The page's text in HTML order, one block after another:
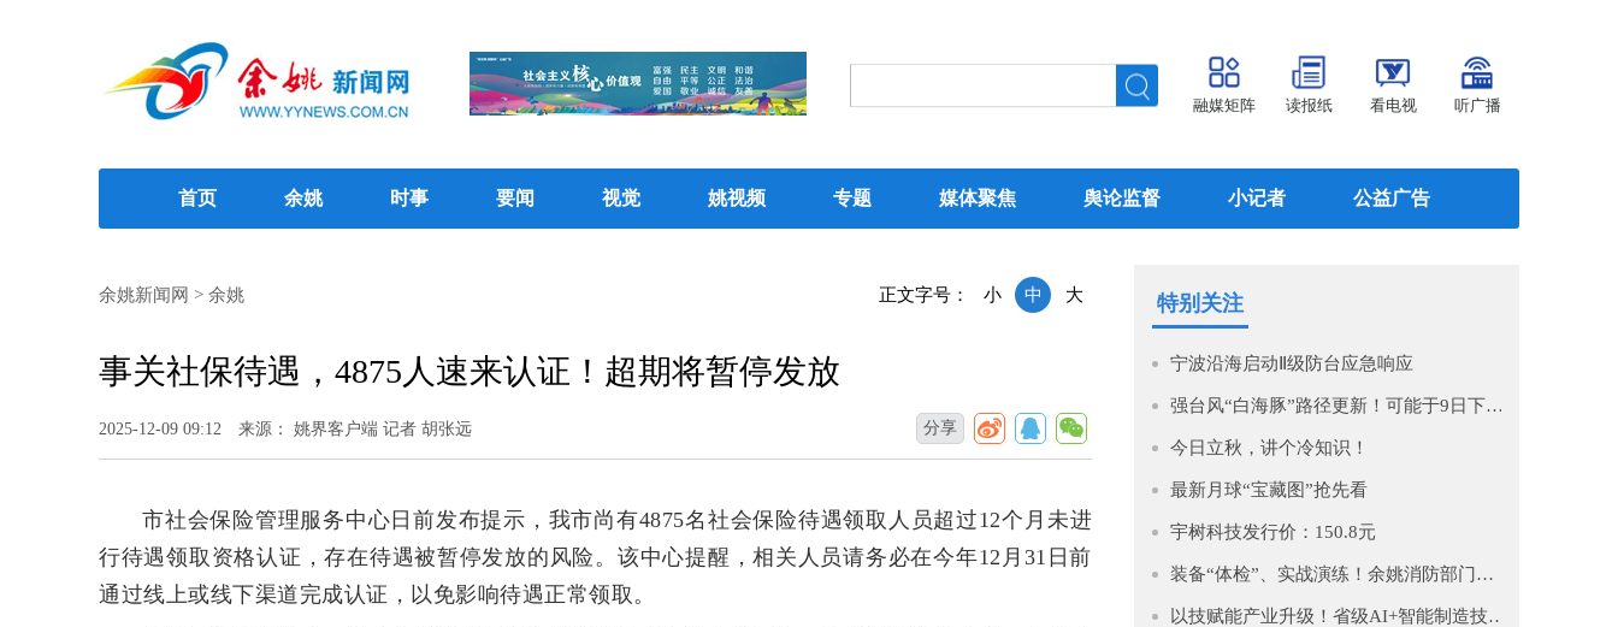
融媒矩阵 读报纸 看电视 听广播
首页 余姚 时事 要闻 视觉 姚视频 专题 媒体聚焦 舆论监督 小记者 公益广告
正文字号： 小 中 大
余姚新闻网 > 余姚
事关社保待遇，4875人速来认证！超期将暂停发放
2025-12-09 09:12 来源： 姚界客户端 记者 胡张远 分享
市社会保险管理服务中心日前发布提示，我市尚有4875名社会保险待遇领取人员超过12个月未进
行待遇领取资格认证，存在待遇被暂停发放的风险。该中心提醒，相关人员请务必在今年12月31日前
通过线上或线下渠道完成认证，以免影响待遇正常领取。
特别关注
宁波沿海启动Ⅱ级防台应急响应
强台风“白海豚”路径更新！可能于9日下午至10日早晨在浙江到福建北部沿海地区登陆！
今日立秋，讲个冷知识！
最新月球“宝藏图”抢先看
宇树科技发行价：150.8元
装备“体检”、实战演练！余姚消防部门全力备战“白海豚”
以技赋能产业升级！省级AI+智能制造技能竞赛助力余姚从“制造”迈向“智造”